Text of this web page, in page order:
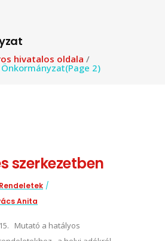
hivatalos oldala /
Önkormányzat(Page 2)
szerkezetben
Rendeletek
Anita
Mutató a hatályos